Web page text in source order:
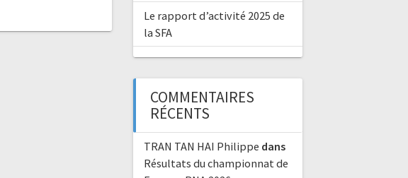
Le rapport d’activité 2025 de
la SFA
COMMENTAIRES
RÉCENTS
TRAN TAN HAI Philippe dans
Résultats du championnat de